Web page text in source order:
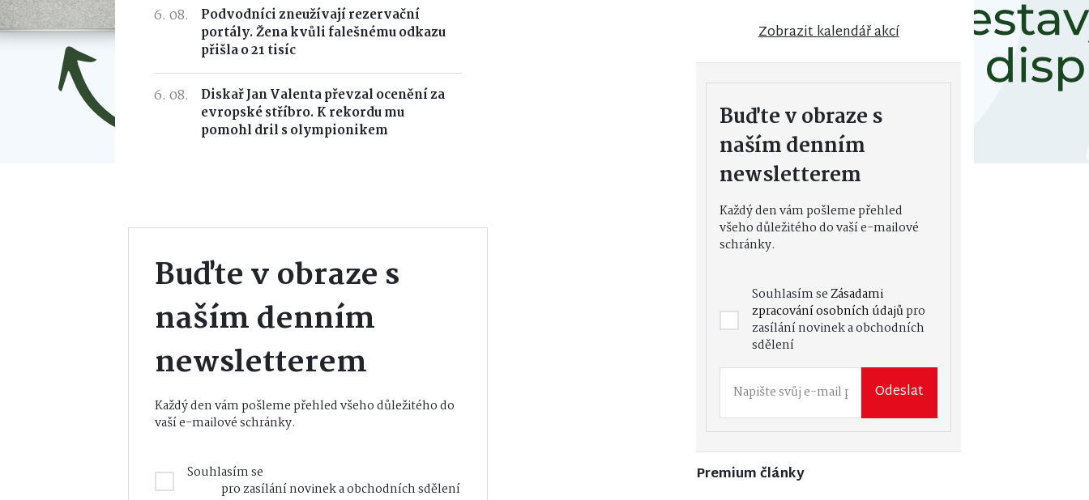
6. 08.
Podvodníci zneužívají rezervační
portály. Žena kvůli falešnému odkazu
přišla o 21 tisíc
6. 08.
Diskař Jan Valenta převzal ocenění za
evropské stříbro. K rekordu mu
pomohl dril s olympionikem
Buďte v obraze s
naším denním
newsletterem
Každý den vám pošleme přehled všeho důležitého do
vaší e-mailové schránky.
Souhlasím se
pro zasílání novinek a obchodních sdělení
Zobrazit kalendář akcí
Buďte v obraze s
naším denním
newsletterem
Každý den vám pošleme přehled
všeho důležitého do vaší e-mailové
schránky.
Souhlasím seZásadami
zpracování osobních údajůpro
zasílání novinek a obchodních
sdělení
Odeslat
Premium články